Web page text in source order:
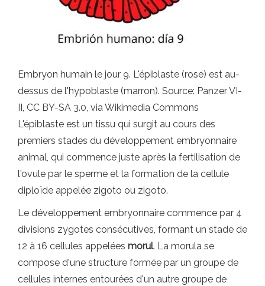
Embryon humain le jour 9. L'épiblaste (rose) est au-
dessus de l'hypoblaste (marron). Source: Panzer VI-
II, CC BY-SA 3.0, via Wikimedia Commons
L'épiblaste est un tissu qui surgit au cours des
premiers stades du développement embryonnaire
animal, qui commence juste après la fertilisation de
l'ovule par le sperme et la formation de la cellule
diploïde appelée zigoto ou zigoto.
Le développement embryonnaire commence par 4
divisions zygotes consécutives, formant un stade de
12 à 16 cellules appelées morul. La morula se
compose d'une structure formée par un groupe de
cellules internes entourées d'un autre groupe de